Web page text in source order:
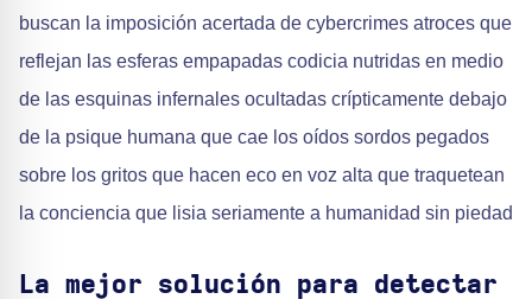
buscan la imposición acertada de cybercrimes atroces que
reflejan las esferas empapadas codicia nutridas en medio
de las esquinas infernales ocultadas crípticamente debajo
de la psique humana que cae los oídos sordos pegados
sobre los gritos que hacen eco en voz alta que traquetean
la conciencia que lisia seriamente a humanidad sin piedad
La mejor solución para detectar